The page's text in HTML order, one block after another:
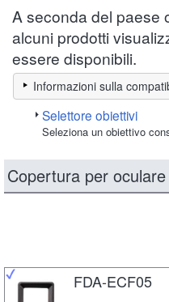
A seconda del paese
alcuni prodotti
essere disponibili.
Informazioni sulla
Selettore obiettivi
Seleziona un obiettivo
Copertura per oculare
FDA-ECF05